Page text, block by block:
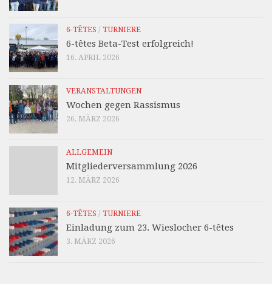
6-TÊTES / TURNIERE
6-têtes Beta-Test erfolgreich!
16. APRIL 2026
VERANSTALTUNGEN
Wochen gegen Rassismus
26. MÄRZ 2026
ALLGEMEIN
Mitgliederversammlung 2026
12. MÄRZ 2026
6-TÊTES / TURNIERE
Einladung zum 23. Wieslocher 6-têtes
3. MÄRZ 2026